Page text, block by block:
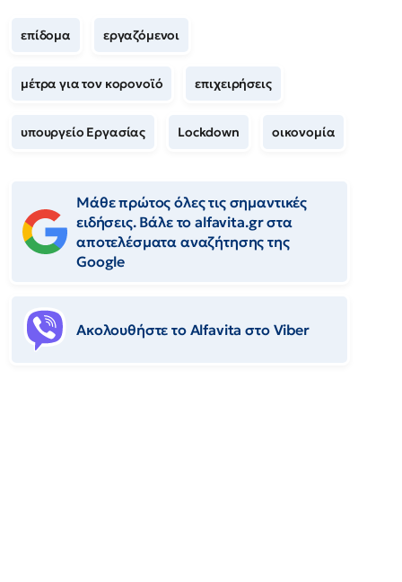
επίδομα εργαζόμενοι
μέτρα για τον κορονοϊό επιχειρήσεις
υπουργείο Εργασίας Lockdown οικονομία
Μάθε πρώτος όλες τις σημαντικές
ειδήσεις. Βάλε το alfavita.gr στα
αποτελέσματα αναζήτησης της
Google
Ακολουθήστε το Αlfavita στο Viber